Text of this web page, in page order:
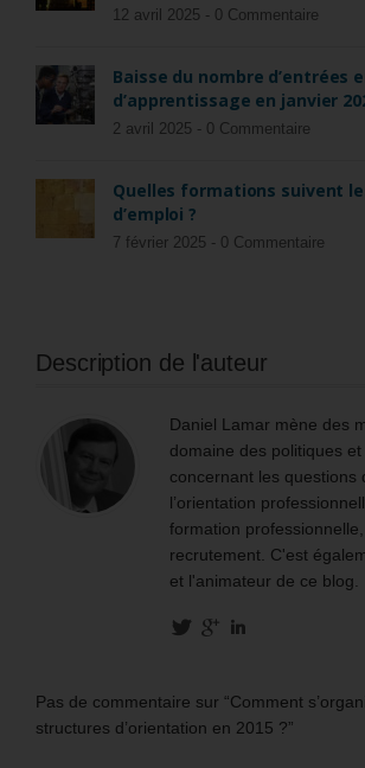
12 avril 2025 - 0 Commentaire
Baisse du nombre d’entrées
d’apprentissage en janvier
2 avril 2025 - 0 Commentaire
Quelles formations suivent
d’emploi ?
7 février 2025 - 0 Commentaire
Description de l'auteur
Daniel Lamar mène des
domaine des politiques
concernant les questions
l’orientation
formation
recrutement. C'est
et l'animateur de ce blog.
Pas de commentaire sur “Comment
structures d’orientation en 2015 ?”